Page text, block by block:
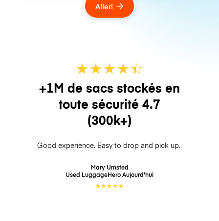
Aller!
★★★★☆
★
+1M de sacs stockés en
toute sécurité 4.7
(300k+)
Good experience. Easy to drop and pick up..
Mary Umsted
Used LuggageHeroAujourd'hui
★★★★★